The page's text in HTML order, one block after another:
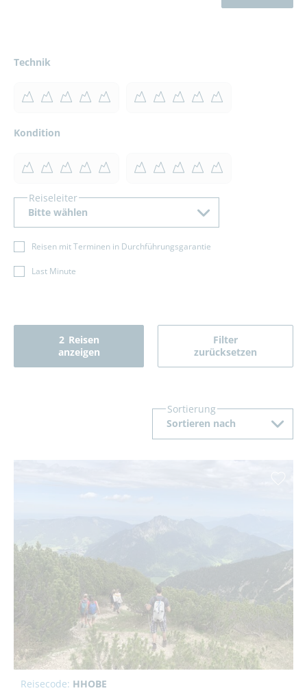
Technik
Kondition
Reiseleiter
Bitte wählen
Reisen mit Terminen in Durchführungsgarantie
Last Minute
2 Reisen
anzeigen
Filter
zurücksetzen
Sortierung
Sortieren nach
Reisecode: HHOBE